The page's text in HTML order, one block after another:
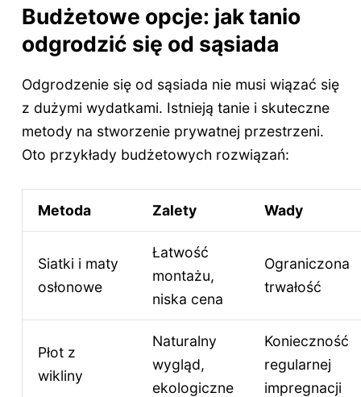
Budżetowe opcje: jak tanio
odgrodzić się od sąsiada
Odgrodzenie się od sąsiada nie musi wiązać się
z dużymi wydatkami. Istnieją tanie i skuteczne
metody na stworzenie prywatnej przestrzeni.
Oto przykłady budżetowych rozwiązań:
Metoda Zalety Wady
Siatki i maty
osłonowe
Łatwość
montażu,
niska cena
Ograniczona
trwałość
Płot z
wikliny
Naturalny
wygląd,
ekologiczne
Konieczność
regularnej
impregnacji